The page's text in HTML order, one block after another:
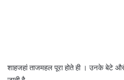
शाहजहां ताजमहल पूरा होते ही । उनके बेटे